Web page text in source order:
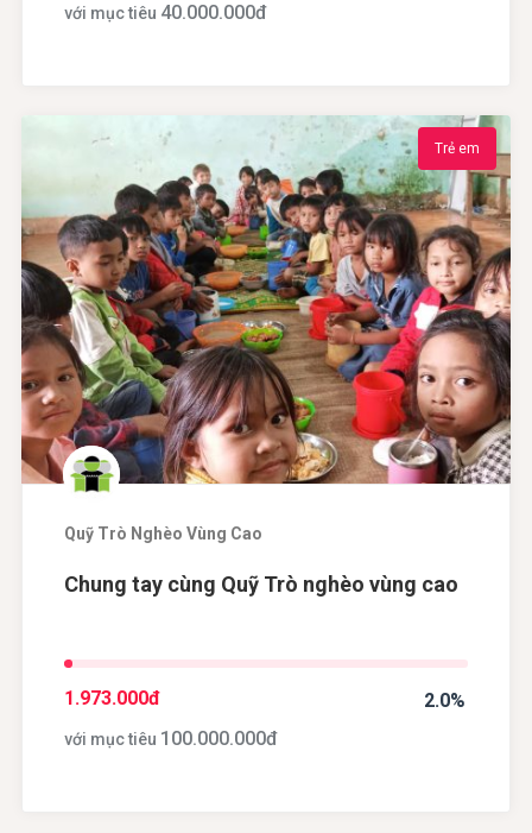
với mục tiêu 40.000.000đ
Trẻ em
Quỹ Trò Nghèo Vùng Cao
Chung tay cùng Quỹ Trò nghèo vùng cao
2.0%
1.973.000đ
với mục tiêu 100.000.000đ